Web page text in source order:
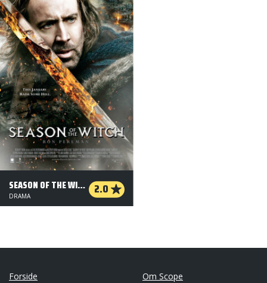
SEASON OF THE WITCH 2.0
DRAMA
Forside Om Scope